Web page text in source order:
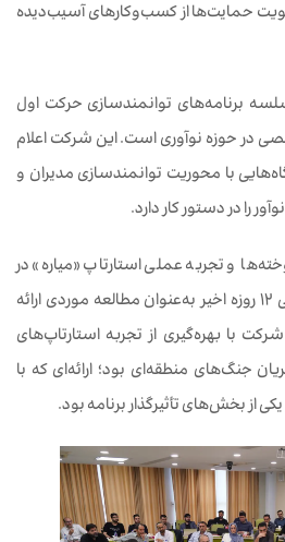
حمایت‌ها از کسب‌وکارهای آسیب‌دیده
برنامه‌های توانمندسازی حرکت اول
در حوزه نوآوری است. این شرکت اعلام
با محوریت توانمندسازی مدیران و
را در دستور کار دارد.
و تجربه عملی استارتاپ «میاره» در
مواجهه با بحران جنگ تحمیلی ۱۲ روزه اخیر به‌عنوان مطالعه موردی ارائه
با بهره‌گیری از تجربه استارتاپ‌های
جنگ‌های منطقه‌ای بود؛ ارائه‌ای که با
از بخش‌های تأثیرگذار برنامه بود.